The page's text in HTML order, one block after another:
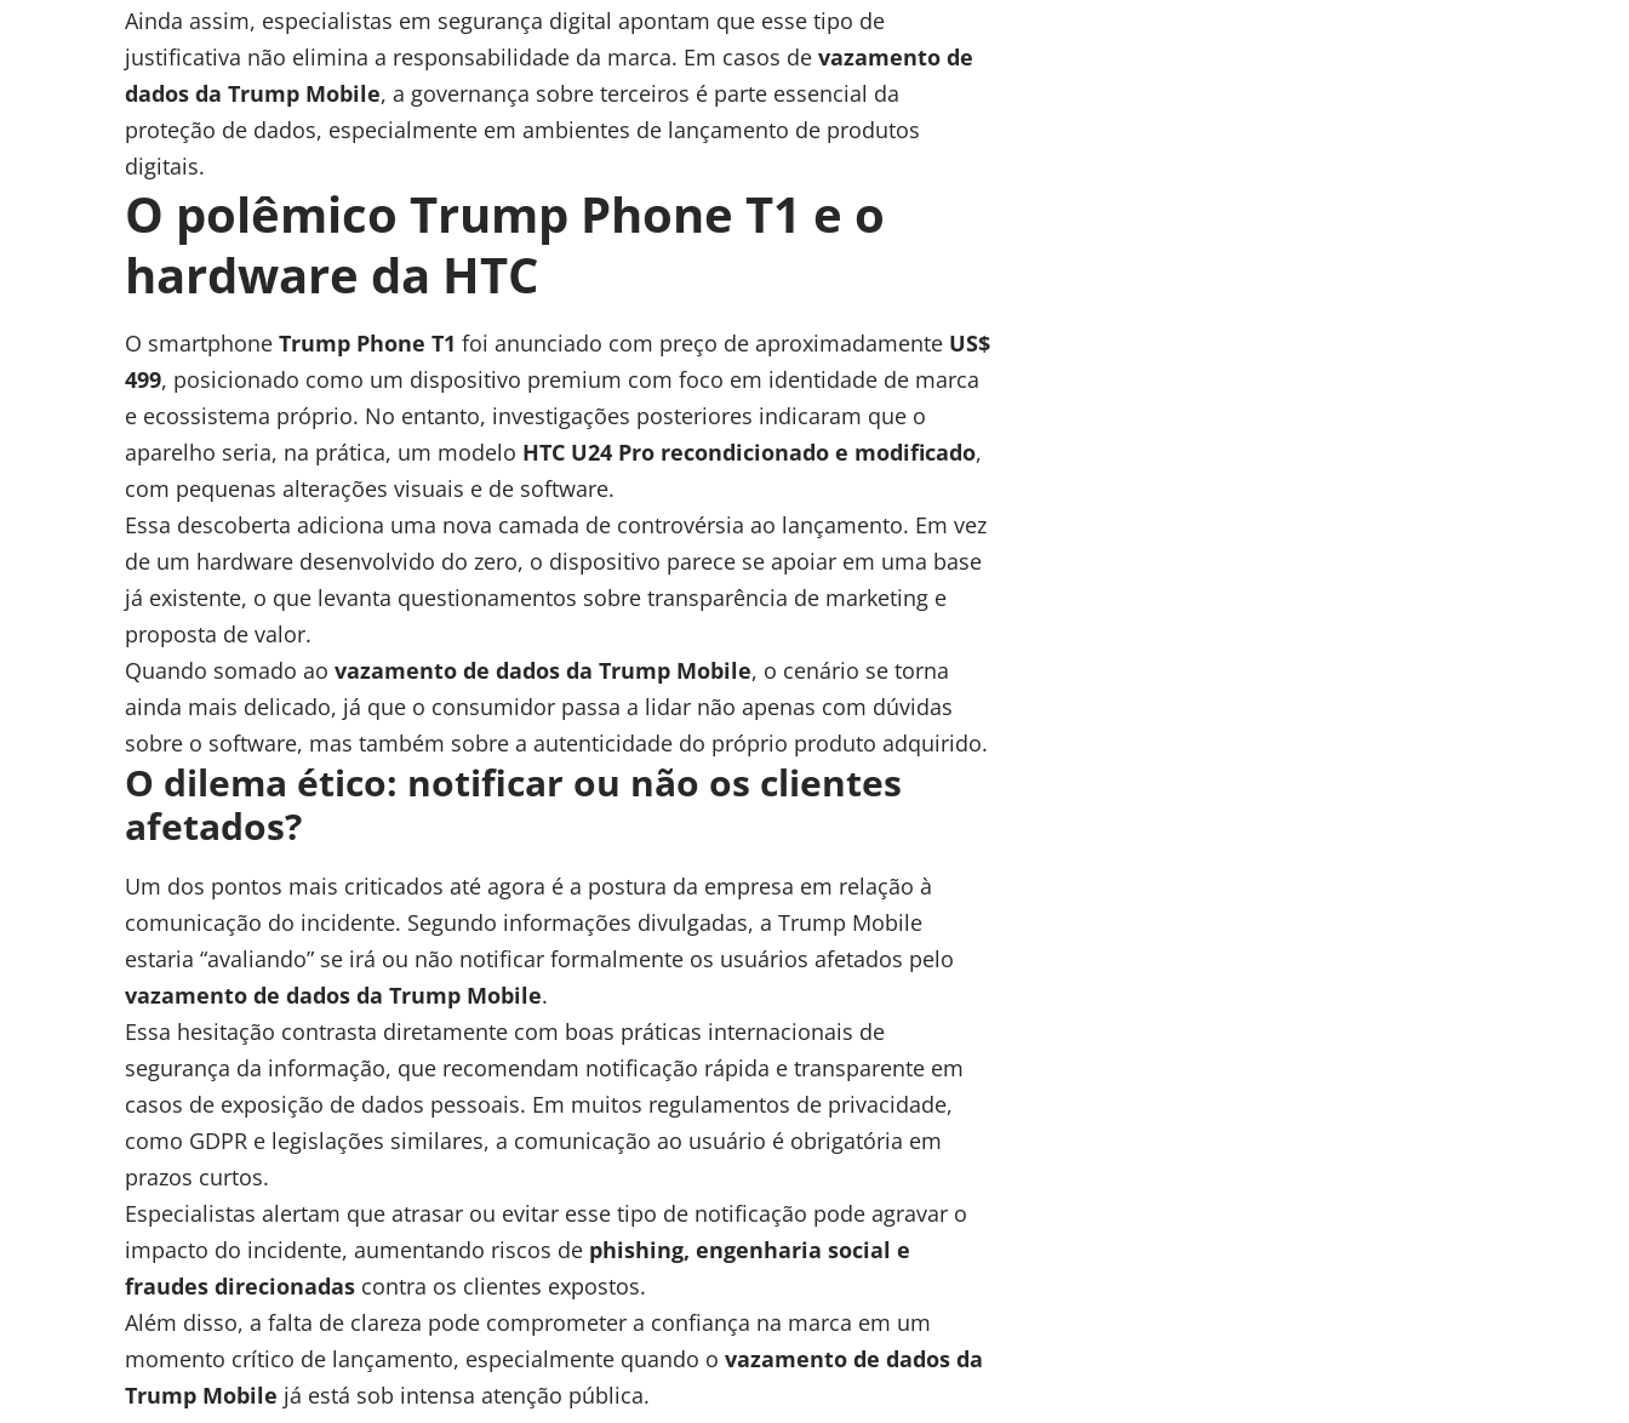
Ainda assim, especialistas em segurança digital apontam que esse tipo de
justificativa não elimina a responsabilidade da marca. Em casos de vazamento de
dados da Trump Mobile, a governança sobre terceiros é parte essencial da
proteção de dados, especialmente em ambientes de lançamento de produtos
digitais.
O polêmico Trump Phone T1 e o
hardware da HTC
O smartphone Trump Phone T1 foi anunciado com preço de aproximadamente US$
499, posicionado como um dispositivo premium com foco em identidade de marca
e ecossistema próprio. No entanto, investigações posteriores indicaram que o
aparelho seria, na prática, um modelo HTC U24 Pro recondicionado e modificado,
com pequenas alterações visuais e de software.
Essa descoberta adiciona uma nova camada de controvérsia ao lançamento. Em vez
de um hardware desenvolvido do zero, o dispositivo parece se apoiar em uma base
já existente, o que levanta questionamentos sobre transparência de marketing e
proposta de valor.
Quando somado ao vazamento de dados da Trump Mobile, o cenário se torna
ainda mais delicado, já que o consumidor passa a lidar não apenas com dúvidas
sobre o software, mas também sobre a autenticidade do próprio produto adquirido.
O dilema ético: notificar ou não os clientes
afetados?
Um dos pontos mais criticados até agora é a postura da empresa em relação à
comunicação do incidente. Segundo informações divulgadas, a Trump Mobile
estaria “avaliando” se irá ou não notificar formalmente os usuários afetados pelo
vazamento de dados da Trump Mobile.
Essa hesitação contrasta diretamente com boas práticas internacionais de
segurança da informação, que recomendam notificação rápida e transparente em
casos de exposição de dados pessoais. Em muitos regulamentos de privacidade,
como GDPR e legislações similares, a comunicação ao usuário é obrigatória em
prazos curtos.
Especialistas alertam que atrasar ou evitar esse tipo de notificação pode agravar o
impacto do incidente, aumentando riscos de phishing, engenharia social e
fraudes direcionadas contra os clientes expostos.
Além disso, a falta de clareza pode comprometer a confiança na marca em um
momento crítico de lançamento, especialmente quando o vazamento de dados da
Trump Mobile já está sob intensa atenção pública.